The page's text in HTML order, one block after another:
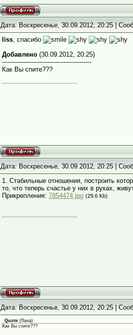
Дата: Воскресенье, 30.09.2012, 20:25 |
liss, спасибо
Добавлено (30.09.2012, 20:25)
---------------------------------------------
Как Вы спите???
Дата: Воскресенье, 30.09.2012, 20:25 |
1. Стабильные отношения, построить
то, что теперь счастье у них в руках,
Прикрепления: 7854474.jpg (29.6 Kb)
Дата: Воскресенье, 30.09.2012, 20:25 |
Quote (Лана)
Как Вы спите???